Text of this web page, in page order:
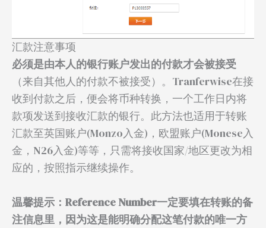
汇款注意事项
必须是由本人的银行账户发出的付款才会被接受
（来自其他人的付款不被接受）。Tranferwise在接
收到付款之后，便会将币种转换，一个工作日内将
款项发送到接收汇款的银行。此方法也适用于转账
汇款至英国账户(Monzo入金)，欧盟账户(Monese入
金，N26入金)等等，只需将接收国家/地区更改为相
应的，按照指示继续操作。
温馨提示：Reference Number一定要填在转账的备
注信息里，因为这是能明确分配这笔付款的唯一方